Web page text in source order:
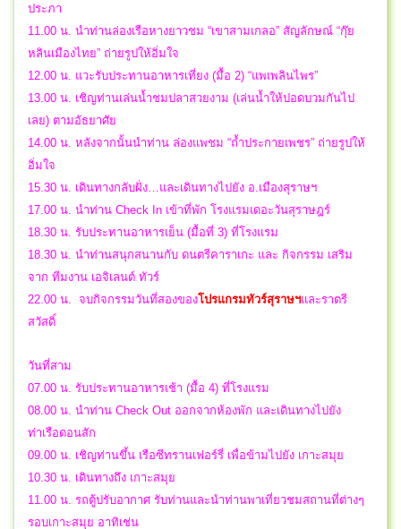
ประภา
11.00 น. นำท่านล่องเรือหางยาวชม “เขาสามเกลอ” สัญลักษณ์ “กุ๊ย
หลินเมืองไทย” ถ่ายรูปให้อิ่มใจ
12.00 น. แวะรับประทานอาหารเที่ยง (มื้อ 2) “แพเพลินไพร”
13.00 น. เชิญท่านเล่นน้ำชมปลาสวยงาม (เล่นน้ำให้ปอดบวมกันไป
เลย) ตามอัธยาศัย
14.00 น. หลังจากนั้นนำท่าน ล่องแพชม “ถ้ำประกายเพชร” ถ่ายรูปให้
อิ่มใจ
15.30 น. เดินทางกลับฝั่ง…และเดินทางไปยัง อ.เมืองสุราษฯ
17.00 น. นําท่าน Check In เข้าที่พัก โรงแรมเดอะวันสุราษฎร์
18.30 น. รับประทานอาหารเย็น (มื้อที่ 3) ที่โรงแรม
18.30 น. นำท่านสนุกสนานกับ ดนตรีคาราเกะ และ กิจกรรม เสริม
จาก ทีมงาน เอจิเลนต์ ทัวร์
22.00 น.
จบกิจกรรมวันที่สองของโปรแกรมทัวร์สุราษฯและราตรี
สวัสดิ์
วันที่สาม
07.00 น. รับประทานอาหารเช้า (มื้อ 4) ที่โรงแรม
08.00 น. นำท่าน Check Out ออกจากห้องพัก และเดินทางไปยัง
ท่าเรือดอนสัก
09.00 น. เชิญท่านขึ้น เรือซีทรานเฟอร์รี่ เพื่อข้ามไปยัง เกาะสมุย
10.30 น. เดินทางถึง เกาะสมุย
11.00 น. รถตู้ปรับอากาศ รับท่านและนำท่านพาเที่ยวชมสถานที่ต่างๆ
รอบเกาะสมุย อาทิเช่น